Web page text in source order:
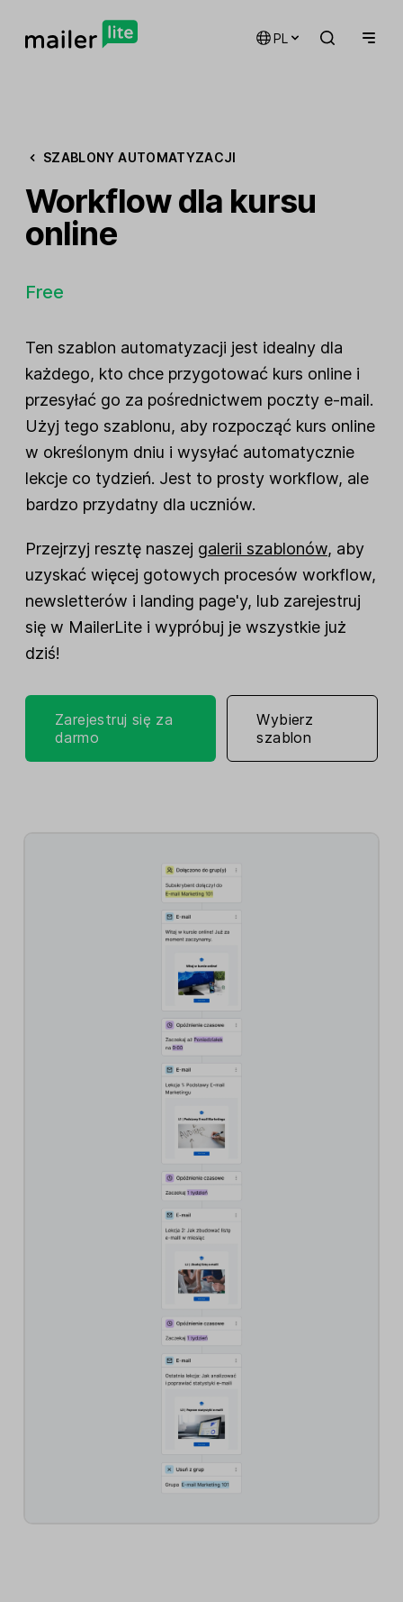
PL
SZABLONY AUTOMATYZACJI
Workflow dla kursu
online
Free
Ten szablon automatyzacji jest idealny dla
każdego, kto chce przygotować kurs online i
przesyłać go za pośrednictwem poczty e-mail.
Użyj tego szablonu, aby rozpocząć kurs online
w określonym dniu i wysyłać automatycznie
lekcje co tydzień. Jest to prosty workflow, ale
bardzo przydatny dla uczniów.
Przejrzyj resztę naszej galerii szablonów, aby
uzyskać więcej gotowych procesów workflow,
newsletterów i landing page'y, lub zarejestruj
się w MailerLite i wypróbuj je wszystkie już
dziś!
Zarejestruj się za
darmo
Wybierz
szablon